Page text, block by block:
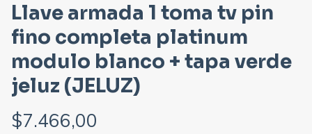
Llave armada 1 toma tv pin
fino completa platinum
modulo blanco + tapa verde
jeluz (JELUZ)
$7.466,00